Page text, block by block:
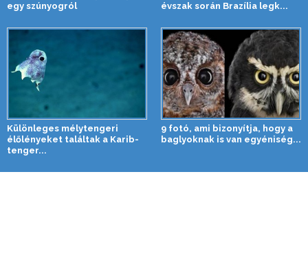
egy szúnyogról
évszak során Brazília legk...
Különleges mélytengeri
élőlényeket találtak a Karib-
tenger...
9 fotó, ami bizonyítja, hogy a
baglyoknak is van egyéniség...